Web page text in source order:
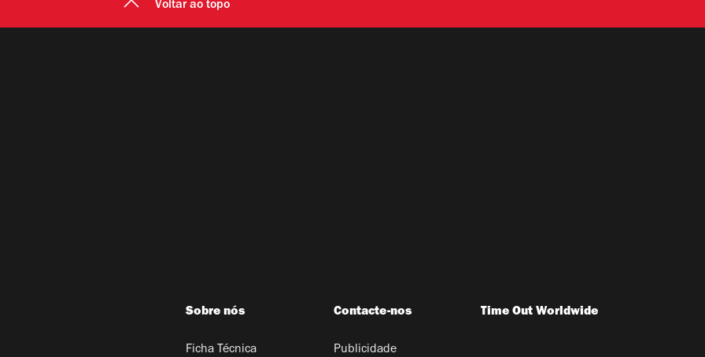
Voltar ao topo
Sobre nós
Ficha Técnica
Contacte-nos
Publicidade
Time Out Worldwide